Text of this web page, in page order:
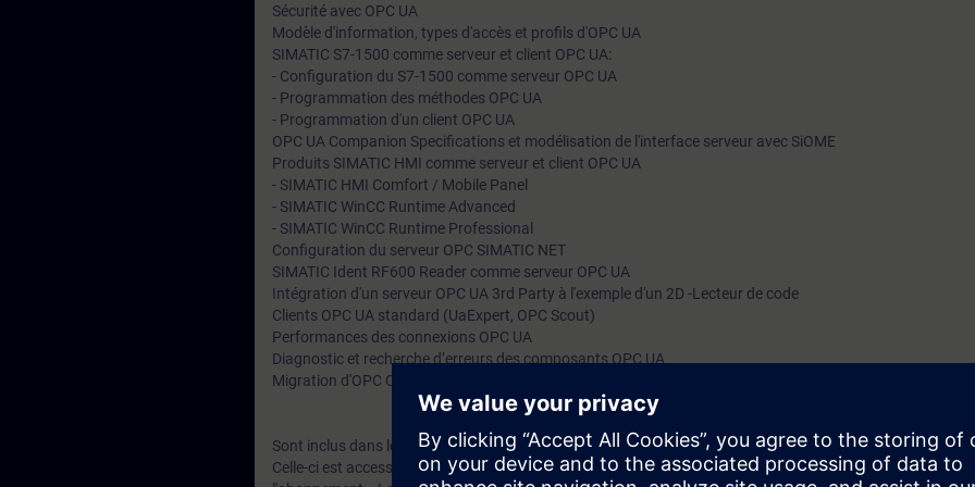
Sécurité avec OPC UA
Modèle d'information, types d'accès et profils d'OPC UA
SIMATIC S7-1500 comme serveur et client OPC UA:
- Configuration du S7-1500 comme serveur OPC UA
- Programmation des méthodes OPC UA
- Programmation d'un client OPC UA
OPC UA Companion Specifications et modélisation de l'interface serveur avec SiOME
Produits SIMATIC HMI comme serveur et client OPC UA
- SIMATIC HMI Comfort / Mobile Panel
- SIMATIC WinCC Runtime Advanced
- SIMATIC WinCC Runtime Professional
Configuration du serveur OPC SIMATIC NET
SIMATIC Ident RF600 Reader comme serveur OPC UA
Intégration d'un serveur OPC UA 3rd Party à l'exemple d'un 2D -Lecteur de code
Clients OPC UA standard (UaExpert, OPC Scout)
Performances des connexions OPC UA
Diagnostic et recherche d’erreurs des composants OPC UA
Migration d'OPC Classic vers OPC UA
Sont inclus dans le prix de la formation : Un accès gratuit à la plateforme d'apprentissage numérique
Celle-ci est accessible une semaine avant le début de la formation et jusqu'à deux semaines après sa fin.